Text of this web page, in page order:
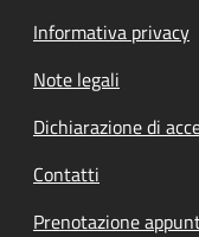
Informativa privacy
Note legali
Dichiarazione di
Contatti
Prenotazione